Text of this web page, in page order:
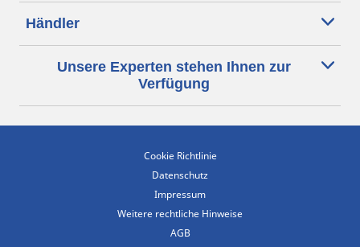
Händler
Unsere Experten stehen Ihnen zur
Verfügung
Cookie Richtlinie
Datenschutz
Impressum
Weitere rechtliche Hinweise
AGB